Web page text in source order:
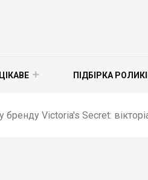
ЦІКАВЕ ПІДБІРКА
бренду Victoria's Secret: